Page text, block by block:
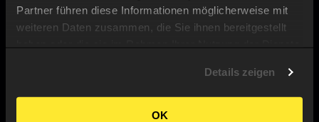
Partner führen diese Informationen möglicherweise mit
weiteren Daten zusammen, die Sie ihnen bereitgestellt
Details zeigen
OK